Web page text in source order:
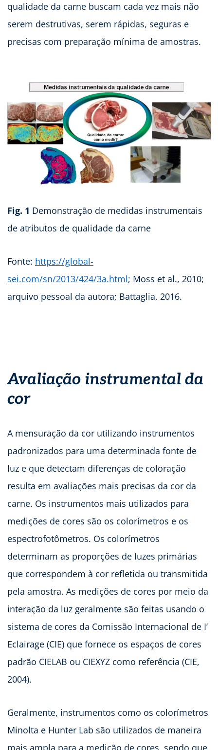
qualidade da carne buscam cada vez mais não
serem destrutivas, serem rápidas, seguras e
precisas com preparação mínima de amostras.
Fig. 1 Demonstração de medidas instrumentais
de atributos de qualidade da carne
Fonte: https://global-
sei.com/sn/2013/424/3a.html; Moss et al., 2010;
arquivo pessoal da autora; Battaglia, 2016.
Avaliação instrumental da
cor
A mensuração da cor utilizando instrumentos
padronizados para uma determinada fonte de
luz e que detectam diferenças de coloração
resulta em avaliações mais precisas da cor da
carne. Os instrumentos mais utilizados para
medições de cores são os colorímetros e os
espectrofotômetros. Os colorímetros
determinam as proporções de luzes primárias
que correspondem à cor refletida ou transmitida
pela amostra. As medições de cores por meio da
interação da luz geralmente são feitas usando o
sistema de cores da Comissão Internacional de I’
Eclairage (CIE) que fornece os espaços de cores
padrão CIELAB ou CIEXYZ como referência (CIE,
2004).
Geralmente, instrumentos como os colorímetros
Minolta e Hunter Lab são utilizados de maneira
mais ampla para a medição de cores, sendo que